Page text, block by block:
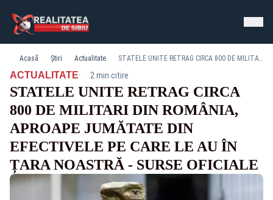
Acasă Știri Actualitate STATELE UNITE RETRAG CIRCA 800 DE MILITARI DIN ROMÂNIA, APROAPE JUMĂTATE DIN EFECTIVELE PE CARE LE AU ÎN ȚARA NOASTRĂ - SURSE OFICIALE
ACTUALITATE· 2 min citire
STATELE UNITE RETRAG CIRCA
800 DE MILITARI DIN ROMÂNIA,
APROAPE JUMĂTATE DIN
EFECTIVELE PE CARE LE AU ÎN
ȚARA NOASTRĂ - SURSE OFICIALE